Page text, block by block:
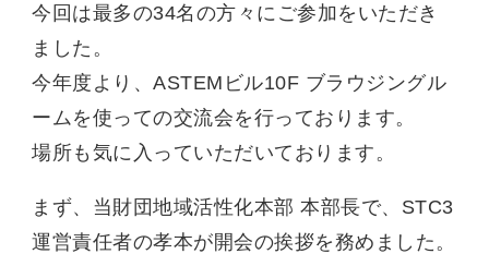
今回は最多の34名の方々にご参加をいただき
ました。
今年度より、ASTEMビル10F ブラウジングル
ームを使っての交流会を行っております。
場所も気に入っていただいております。
まず、当財団地域活性化本部 本部長で、STC3
運営責任者の孝本が開会の挨拶を務めました。